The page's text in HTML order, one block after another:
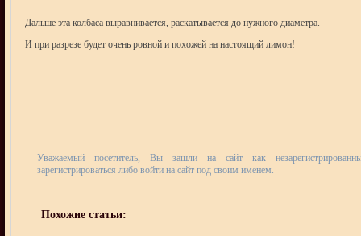
Дальше эта колбаса выравнивается, раскатывается до нужного диаметра.
И при разрезе будет очень ровной и похожей на настоящий лимон!
Уважаемый посетитель, Вы зашли на сайт как
зарегистрироваться либо войти на сайт под своим именем.
Похожие статьи: